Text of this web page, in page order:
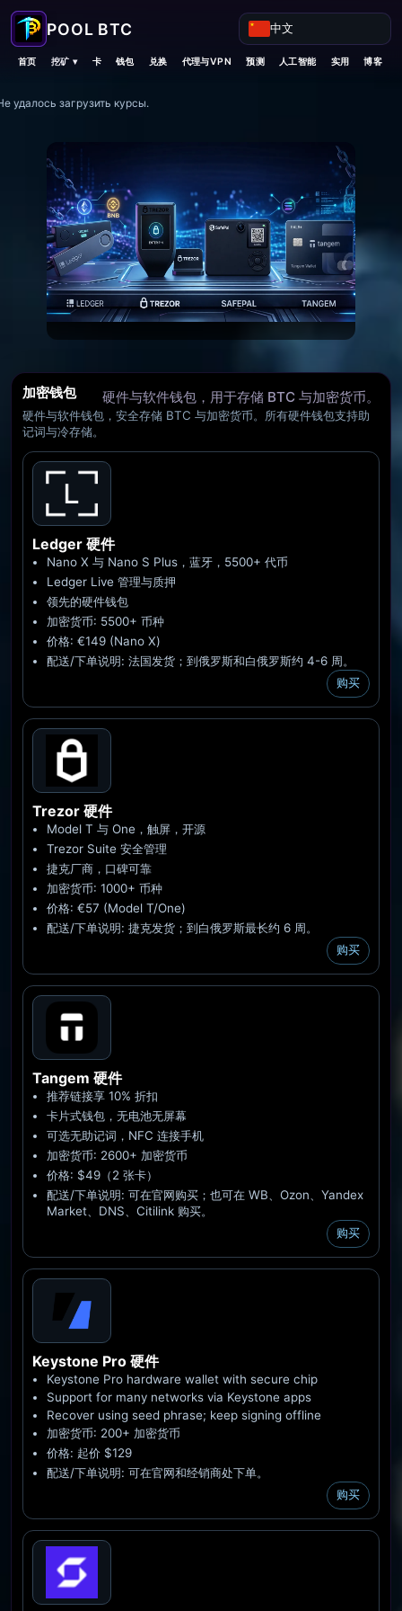
中文
首页 挖矿 ▾ 卡 钱包 兑换 代理与VPN 预测 人工智能 实用 博客
удалось загрузить курсы.
移动钱包进行对比。从 Ledger 到 MetaMask -
附直达链接与优惠。
加密钱包 硬件与软件钱包，用于存储 BTC 与加密货币。
硬件与软件钱包，安全存储 BTC 与加密货币。所有硬件钱包支持助
记词与冷存储。
Ledger 硬件
Nano X 与 Nano S Plus，蓝牙，5500+ 代币
Ledger Live 管理与质押
领先的硬件钱包
加密货币: 5500+ 币种
价格: €149 (Nano X)
配送/下单说明: 法国发货；到俄罗斯和白俄罗斯约 4-6 周。
购买
Trezor 硬件
Model T 与 One，触屏，开源
Trezor Suite 安全管理
捷克厂商，口碑可靠
加密货币: 1000+ 币种
价格: €57 (Model T/One)
配送/下单说明: 捷克发货；到白俄罗斯最长约 6 周。
购买
Tangem 硬件
推荐链接享 10% 折扣
卡片式钱包，无电池无屏幕
可选无助记词，NFC 连接手机
加密货币: 2600+ 加密货币
价格: $49（2 张卡）
配送/下单说明: 可在官网购买；也可在 WB、Ozon、Yandex
Market、DNS、Citilink 购买。
购买
Keystone Pro 硬件
Keystone Pro hardware wallet with secure chip
Support for many networks via Keystone apps
Recover using seed phrase; keep signing offline
加密货币: 200+ 加密货币
价格: 起价 $129
配送/下单说明: 可在官网和经销商处下单。
购买